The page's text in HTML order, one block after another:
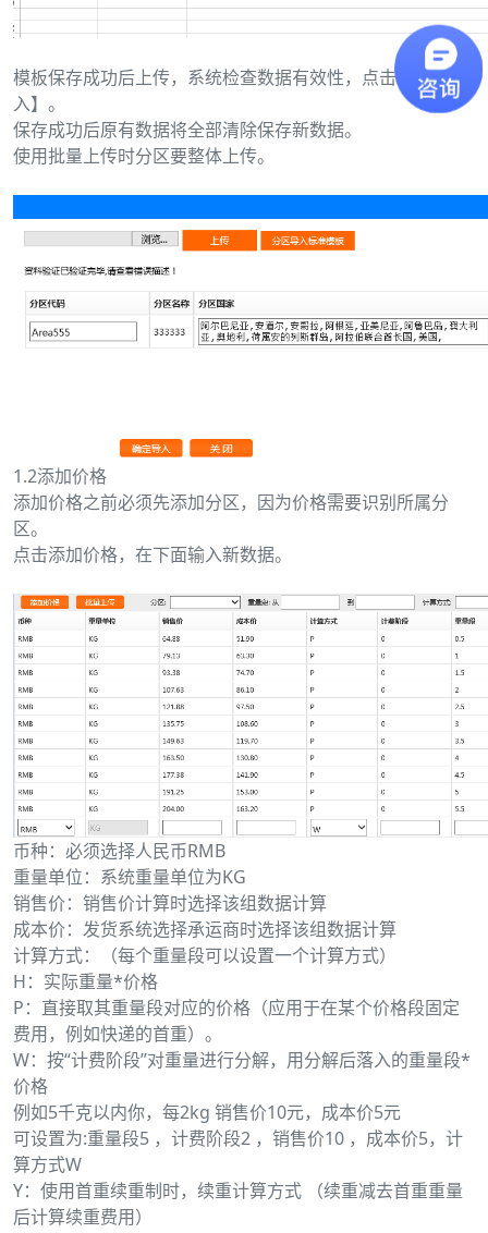
模板保存成功后上传，系统检查数据有效性，点击【确认导
入】。
保存成功后原有数据将全部清除保存新数据。
使用批量上传时分区要整体上传。
1.2添加价格
添加价格之前必须先添加分区，因为价格需要识别所属分
区。
点击添加价格，在下面输入新数据。
币种：必须选择人民币RMB
重量单位：系统重量单位为KG
销售价：销售价计算时选择该组数据计算
成本价：发货系统选择承运商时选择该组数据计算
计算方式：（每个重量段可以设置一个计算方式）
H：实际重量*价格
P：直接取其重量段对应的价格（应用于在某个价格段固定
费用，例如快递的首重）。
W：按“计费阶段”对重量进行分解，用分解后落入的重量段*
价格
例如5千克以内你，每2kg 销售价10元，成本价5元
可设置为:重量段5 ，计费阶段2 ，销售价10 ，成本价5，计
算方式W
Y：使用首重续重制时，续重计算方式 （续重减去首重重量
后计算续重费用）